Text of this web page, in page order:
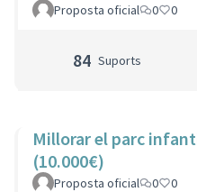
Proposta oficial 0 0
84 Suports
Millorar el parc
(10.000€)
Proposta oficial 0 0